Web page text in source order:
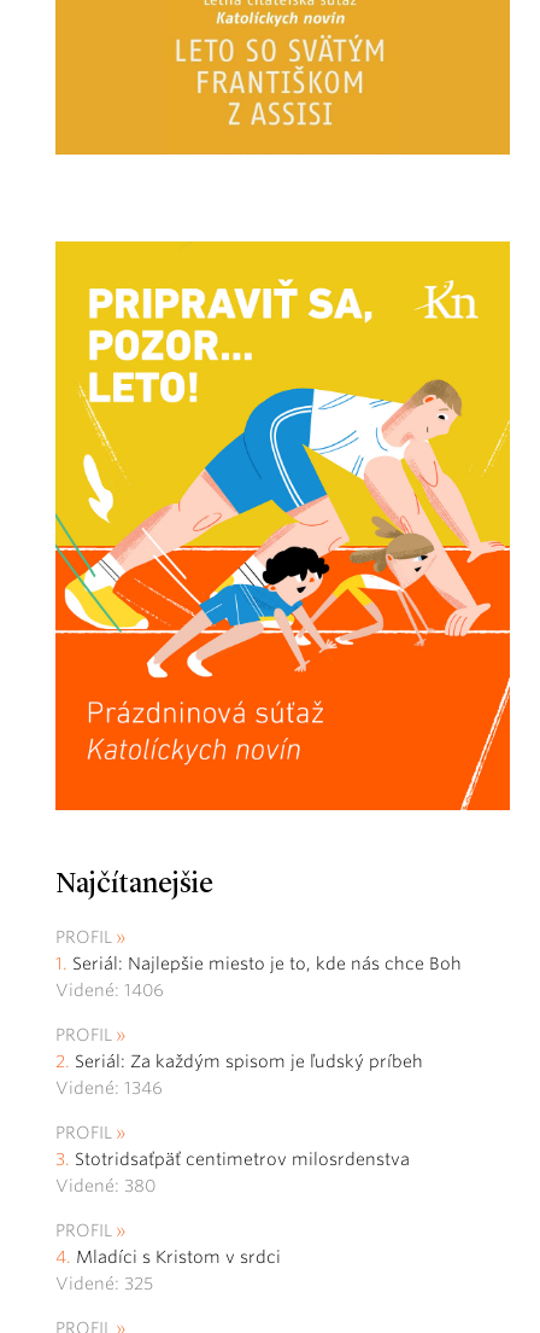
Najčítanejšie
PROFIL
Seriál: Najlepšie miesto je to, kde nás chce Boh
Videné: 1406
PROFIL
Seriál: Za každým spisom je ľudský príbeh
Videné: 1346
PROFIL
Stotridsaťpäť centimetrov milosrdenstva
Videné: 380
PROFIL
Mladíci s Kristom v srdci
Videné: 325
PROFIL